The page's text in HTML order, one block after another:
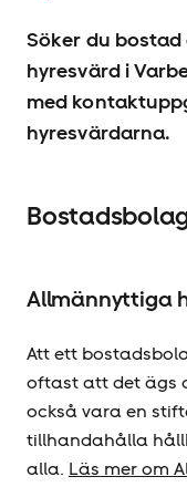
Söker du
hyresvärd i
med
hyresvärdarna.
Allmännyttiga
Att ett
oftast att det ägs
också vara en
tillhandahålla
alla. Läs mer om